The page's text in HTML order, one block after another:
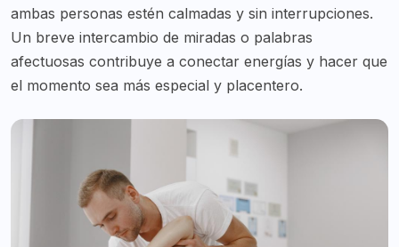
ambas personas estén calmadas y sin interrupciones.
Un breve intercambio de miradas o palabras
afectuosas contribuye a conectar energías y hacer que
el momento sea más especial y placentero.